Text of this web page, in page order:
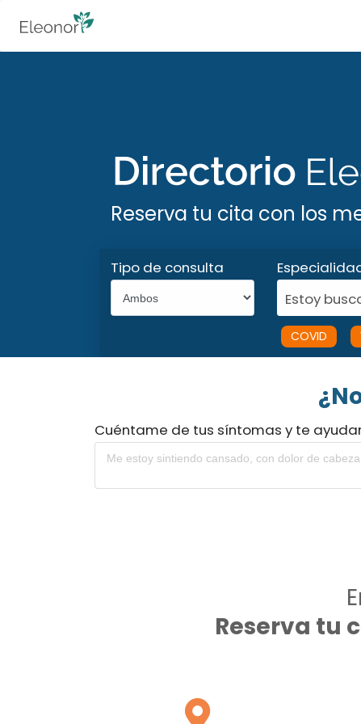
Reserva tu cita con los
Tipo de consulta
Estoy
COVID
Cuéntame de tus síntomas y te
Reserva tu